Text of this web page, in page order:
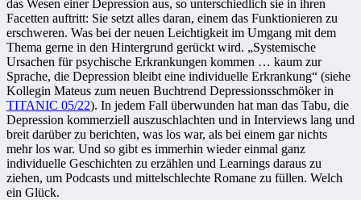
das Wesen einer Depression aus, so unterschiedlich sie in ihren
Facetten auftritt: Sie setzt alles daran, einem das Funktionieren zu
erschweren. Was bei der neuen Leichtigkeit im Umgang mit dem
Thema gerne in den Hintergrund gerückt wird. „Systemische
Ursachen für psychische Erkrankungen kommen … kaum zur
Sprache, die Depression bleibt eine individuelle Erkrankung“ (siehe
Kollegin Mateus zum neuen Buchtrend Depressionsschmöker in
TITANIC 05/22). In jedem Fall überwunden hat man das Tabu, die
Depression kommerziell auszuschlachten und in Interviews lang und
breit darüber zu berichten, was los war, als bei einem gar nichts
mehr los war. Und so gibt es immerhin wieder einmal ganz
individuelle Geschichten zu erzählen und Learnings daraus zu
ziehen, um Podcasts und mittelschlechte Romane zu füllen. Welch
ein Glück.